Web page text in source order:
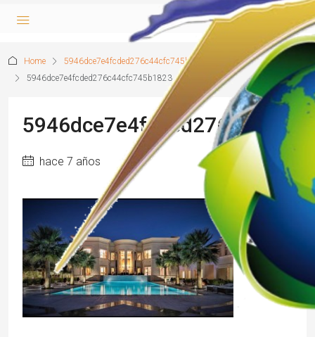
Home
5946dce7e4fcded276c44cfc745b1823
5946dce7e4fcded276c44cfc745b1823
hace 7 años